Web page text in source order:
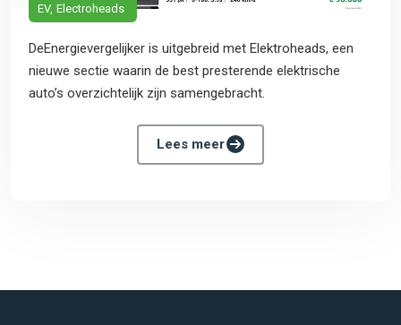
EV Electroheads
DeEnergievergelijker is uitgebreid met Elektroheads, een
nieuwe sectie waarin de best presterende elektrische
auto’s overzichtelijk zijn samengebracht.
Lees meer